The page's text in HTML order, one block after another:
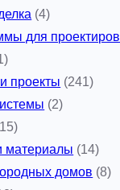
(4)
для
проекты (241)
(2)
материалы (14)
домов (8)